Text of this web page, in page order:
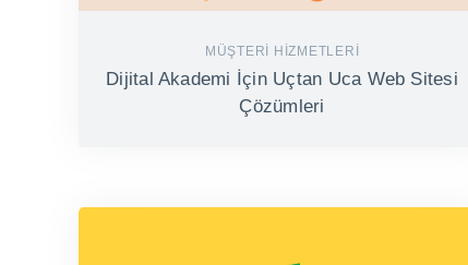
MÜŞTERI HIZMETLERI
Dijital Akademi İçin Uçtan Uca Web Sitesi
Çözümleri